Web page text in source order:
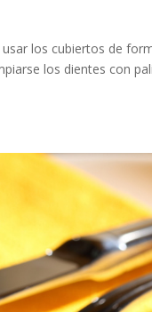
los cubiertos de
los dientes con